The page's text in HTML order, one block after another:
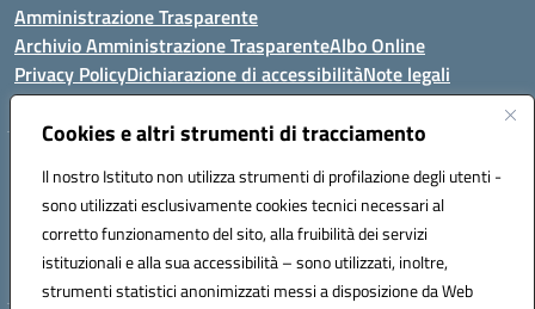
Cookies e altri strumenti di tracciamento
Il nostro Istituto non utilizza strumenti di profilazione degli utenti -
sono utilizzati esclusivamente cookies tecnici necessari al
corretto funzionamento del sito, alla fruibilità dei servizi
istituzionali e alla sua accessibilità – sono utilizzati, inoltre,
strumenti statistici anonimizzati messi a disposizione da Web
Amministrazione Trasparente
Archivio Amministrazione TrasparenteAlbo Online
Privacy PolicyDichiarazione di accessibilitàNote legali
Istituto Comprensivo Statale
8° G. FALCONE – R. SCAUDA"
Via Cupa Campanariello, 5 - 80059, Torre del Greco (NA)
Tel. +39 0818834377 - Fax +39 0818834377 - Cod.Fisc. 95170530638
Email: naic8df00a@istruzione.it - PEC: naic8df00a@pec.istruzione.it